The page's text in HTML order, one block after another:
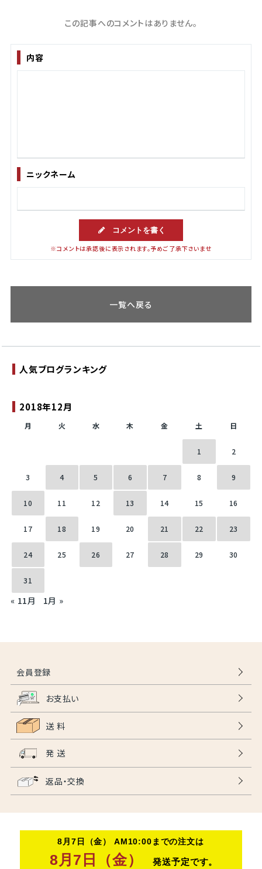
この記事へのコメントはありません。
ニックネーム
内容
コメントを書く
※コメントは承認後に表示されます。予めご了承下さいませ
一覧へ戻る
2018年12月
月 火 水 木 金 土 日
1 2
3 4 5 6 7 8 9
10 11 12 13 14 15 16
17 18 19 20 21 22 23
24 25 26 27 28 29 30
31
« 11月 1月 »
人気ブログランキング
会員登録
お支払い
送 料
発 送
返品・交換